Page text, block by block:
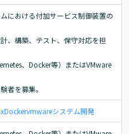
における付加サービス制御装置の
、構築、テスト、保守対応を担
、Docker等）またはVMware
者を募集。
Dockervmwareシステム開発